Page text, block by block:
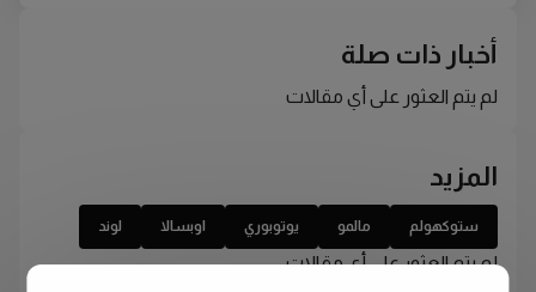
أخبار ذات صلة
لم يتم العثور على أي مقالات
المزيد
ستوكهولم مالمو يوتوبوري اوبسالا لوند
لم يتم العثور على أي مقالات